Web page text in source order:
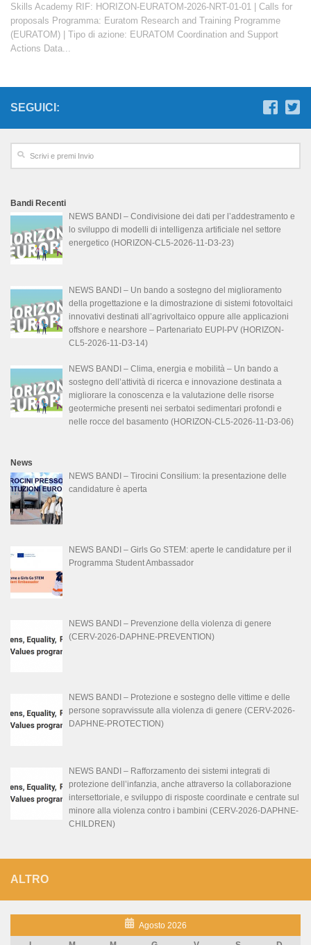
Skills Academy RIF: HORIZON-EURATOM-2026-NRT-01-01 | Calls for
proposals Programma: Euratom Research and Training Programme
(EURATOM) | Tipo di azione: EURATOM Coordination and Support
Actions Data...
SEGUICI:
Bandi Recenti
NEWS BANDI – Condivisione dei dati per l’addestramento e
lo sviluppo di modelli di intelligenza artificiale nel settore
energetico (HORIZON-CL5-2026-11-D3-23)
NEWS BANDI – Un bando a sostegno del miglioramento
della progettazione e la dimostrazione di sistemi fotovoltaici
innovativi destinati all’agrivoltaico oppure alle applicazioni
offshore e nearshore – Partenariato EUPI-PV (HORIZON-
CL5-2026-11-D3-14)
NEWS BANDI – Clima, energia e mobilità – Un bando a
sostegno dell’attività di ricerca e innovazione destinata a
migliorare la conoscenza e la valutazione delle risorse
geotermiche presenti nei serbatoi sedimentari profondi e
nelle rocce del basamento (HORIZON-CL5-2026-11-D3-06)
News
NEWS BANDI – Tirocini Consilium: la presentazione delle
candidature è aperta
NEWS BANDI – Girls Go STEM: aperte le candidature per il
Programma Student Ambassador
NEWS BANDI – Prevenzione della violenza di genere
(CERV-2026-DAPHNE-PREVENTION)
NEWS BANDI – Protezione e sostegno delle vittime e delle
persone sopravvissute alla violenza di genere (CERV-2026-
DAPHNE-PROTECTION)
NEWS BANDI – Rafforzamento dei sistemi integrati di
protezione dell’infanzia, anche attraverso la collaborazione
intersettoriale, e sviluppo di risposte coordinate e centrate sul
minore alla violenza contro i bambini (CERV-2026-DAPHNE-
CHILDREN)
ALTRO
Agosto 2026